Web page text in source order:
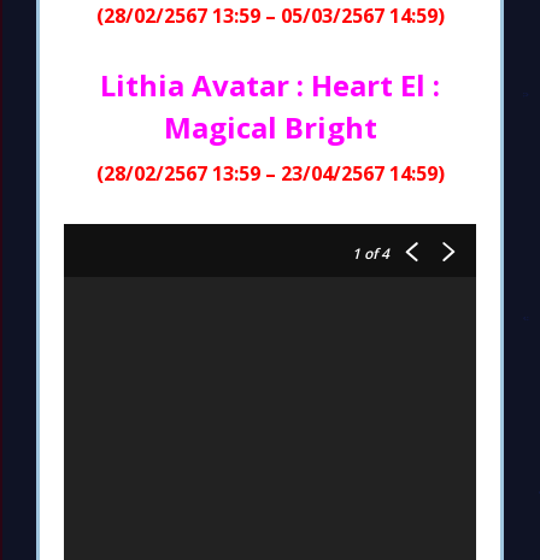
(28/02/2567 13:59 – 05/03/2567 14:59)
Lithia Avatar : Heart El :
Magical Bright
(28/02/2567 13:59 – 23/04/2567 14:59)
1 of 4